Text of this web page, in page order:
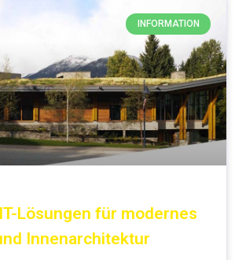
INFORMATION
Lösungen für modernes
Innenarchitektur